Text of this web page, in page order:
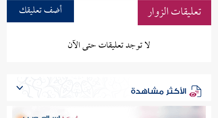
تعليقات الزوار
أضف تعليقك
لا توجد تعليقات حتى الآن
الأكثر مشاهدة